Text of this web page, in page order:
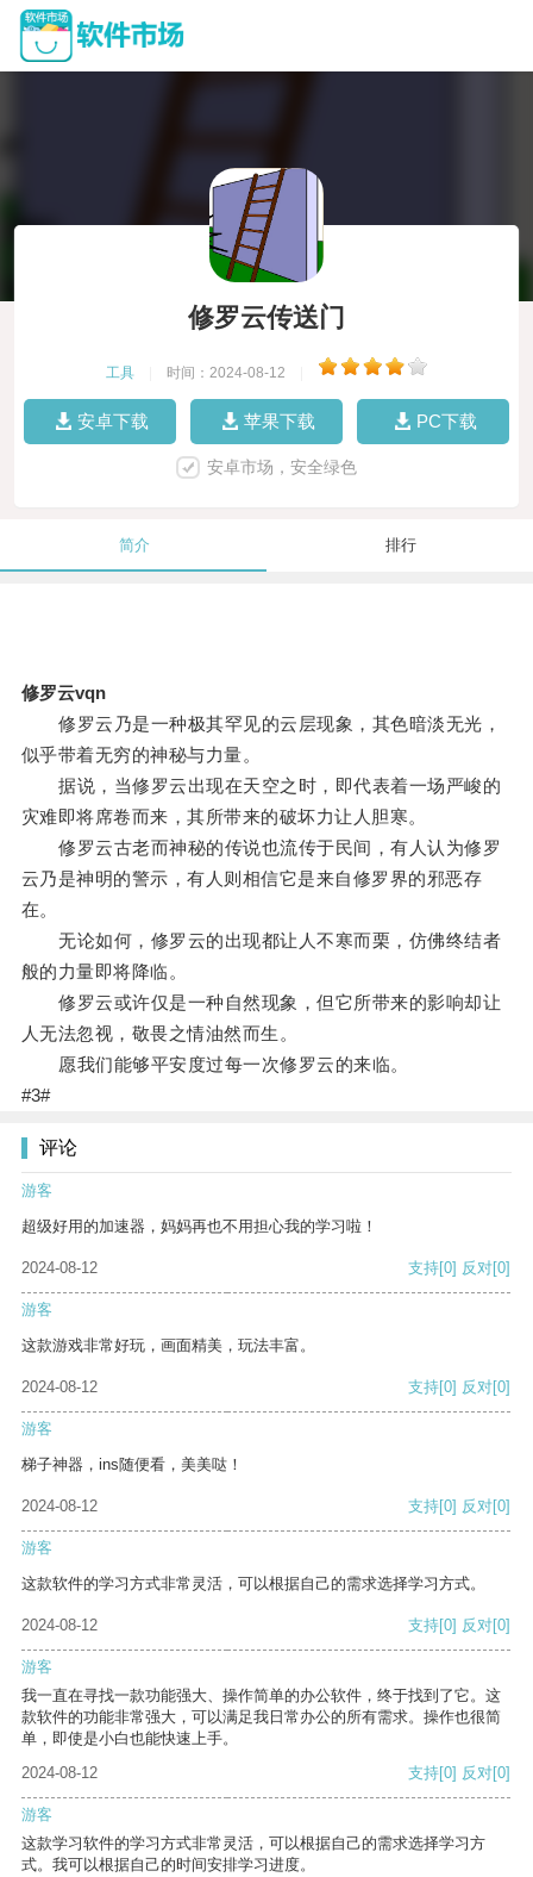
修罗云传送门
工具 时间：2024-08-12
安卓下载 苹果下载 PC下载
安卓市场，安全绿色
简介 排行
修罗云vqn
修罗云乃是一种极其罕见的云层现象，其色暗淡无光，
似乎带着无穷的神秘与力量。
据说，当修罗云出现在天空之时，即代表着一场严峻的
灾难即将席卷而来，其所带来的破坏力让人胆寒。
修罗云古老而神秘的传说也流传于民间，有人认为修罗
云乃是神明的警示，有人则相信它是来自修罗界的邪恶存
在。
无论如何，修罗云的出现都让人不寒而栗，仿佛终结者
般的力量即将降临。
修罗云或许仅是一种自然现象，但它所带来的影响却让
人无法忽视，敬畏之情油然而生。
愿我们能够平安度过每一次修罗云的来临。
#3#
评论
游客
超级好用的加速器，妈妈再也不用担心我的学习啦！
2024-08-12 支持[0] 反对[0]
游客
这款游戏非常好玩，画面精美，玩法丰富。
2024-08-12 支持[0] 反对[0]
游客
梯子神器，ins随便看，美美哒！
2024-08-12 支持[0] 反对[0]
游客
这款软件的学习方式非常灵活，可以根据自己的需求选择学习方式。
2024-08-12 支持[0] 反对[0]
游客
我一直在寻找一款功能强大、操作简单的办公软件，终于找到了它。这
款软件的功能非常强大，可以满足我日常办公的所有需求。操作也很简
单，即使是小白也能快速上手。
2024-08-12
支持[0] 反对[0]
游客
这款学习软件的学习方式非常灵活，可以根据自己的需求选择学习方
式。我可以根据自己的时间安排学习进度。